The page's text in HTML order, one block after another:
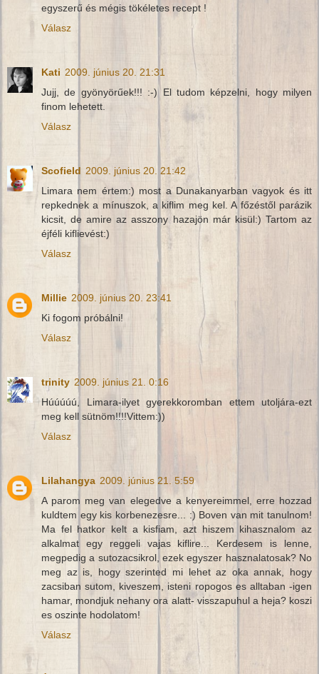
egyszerű és mégis tökéletes recept !
Válasz
Kati 2009. június 20. 21:31
Jujj, de gyönyörűek!!! :-) El tudom képzelni, hogy milyen
finom lehetett.
Válasz
Scofield 2009. június 20. 21:42
Limara nem értem:) most a Dunakanyarban vagyok és itt
repkednek a mínuszok, a kiflim meg kel. A főzéstől parázik
kicsit, de amire az asszony hazajön már kisül:) Tartom az
éjféli kiflievést:)
Válasz
Millie 2009. június 20. 23:41
Ki fogom próbálni!
Válasz
trinity 2009. június 21. 0:16
Húúúúú, Limara-ilyet gyerekkoromban ettem utoljára-ezt
meg kell sütnöm!!!!Vittem:))
Válasz
Lilahangya 2009. június 21. 5:59
A parom meg van elegedve a kenyereimmel, erre hozzad
kuldtem egy kis korbenezesre... :) Boven van mit tanulnom!
Ma fel hatkor kelt a kisfiam, azt hiszem kihasznalom az
alkalmat egy reggeli vajas kiflire... Kerdesem is lenne,
megpedig a sutozacsikrol, ezek egyszer hasznalatosak? No
meg az is, hogy szerinted mi lehet az oka annak, hogy
zacsiban sutom, kiveszem, isteni ropogos es alltaban -igen
hamar, mondjuk nehany ora alatt- visszapuhul a heja? koszi
es oszinte hodolatom!
Válasz